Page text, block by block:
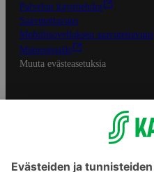
Palvelun käyttöehdot
Saavutettavuus
Mobiilisovelluksen saavutettavuus
Mainostajalle
Muuta evästeasetuksia
S-ryhmän palvelut